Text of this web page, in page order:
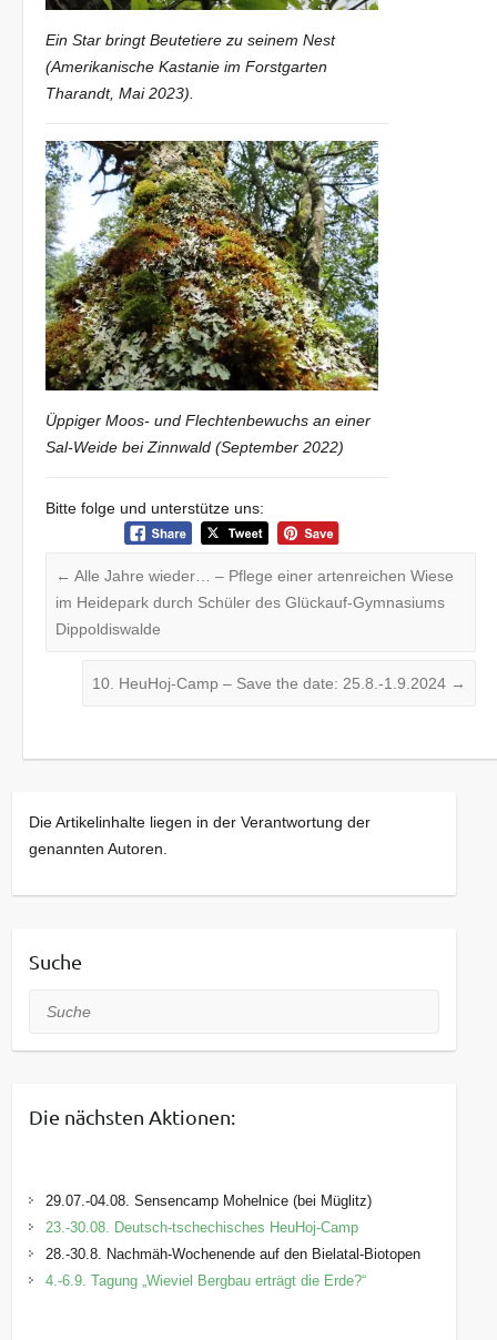
Ein Star bringt Beutetiere zu seinem Nest
(Amerikanische Kastanie im Forstgarten
Tharandt, Mai 2023).
Üppiger Moos- und Flechtenbewuchs an einer
Sal-Weide bei Zinnwald (September 2022)
Bitte folge und unterstütze uns:
← Alle Jahre wieder… – Pflege einer artenreichen Wiese
im Heidepark durch Schüler des Glückauf-Gymnasiums
Dippoldiswalde
10. HeuHoj-Camp – Save the date: 25.8.-1.9.2024 →
Die Artikelinhalte liegen in der Verantwortung der
genannten Autoren.
Suche
Suche
Die nächsten Aktionen:
29.07.-04.08. Sensencamp Mohelnice (bei Müglitz)
23.-30.08. Deutsch-tschechisches HeuHoj-Camp
28.-30.8. Nachmäh-Wochenende auf den Bielatal-Biotopen
4.-6.9. Tagung „Wieviel Bergbau erträgt die Erde?“